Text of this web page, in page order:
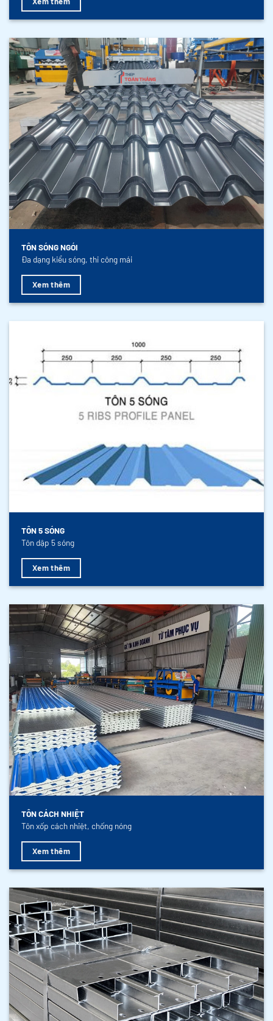
TÔN SÓNG NGÓI
Đa dạng kiểu sóng, thi công mái
Xem thêm
TÔN 5 SÓNG
Tôn dập 5 sóng
Xem thêm
TÔN CÁCH NHIỆT
Tôn xốp cách nhiệt, chống nóng
Xem thêm